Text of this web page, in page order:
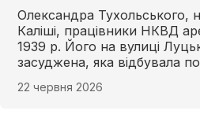
Олександра Тухольського,
Каліші, працівники НКВД
1939 р. Його на вулиці
засуджена, яка відбувала
закладі.
22 червня 2026